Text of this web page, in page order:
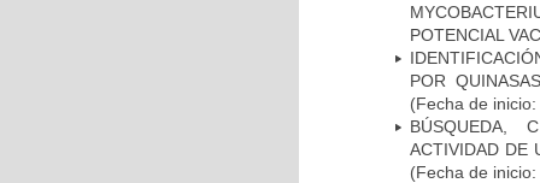
POTENCIAL
POR
(Fecha de
BÚSQUEDA,
ACTIVIDAD DE
(Fecha de